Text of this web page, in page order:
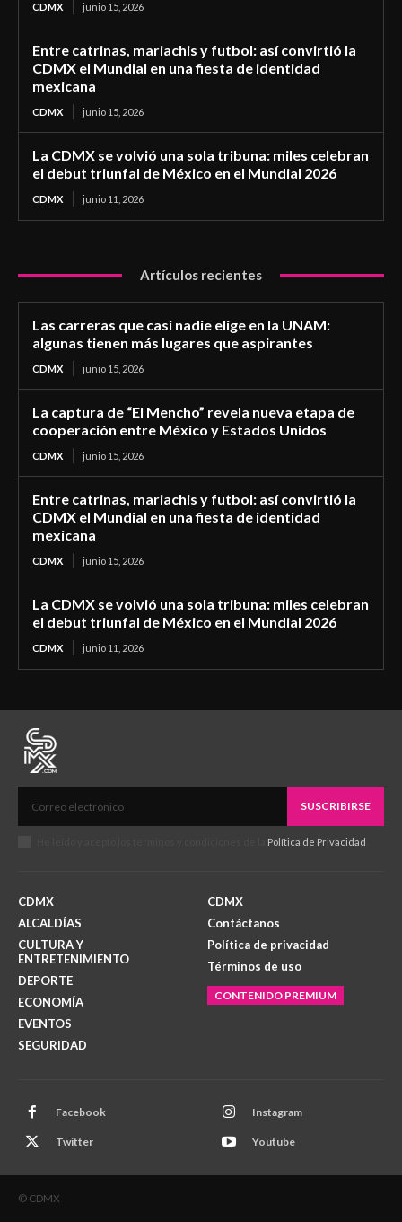
CDMX junio 15, 2026
Entre catrinas, mariachis y futbol: así convirtió la
CDMX el Mundial en una fiesta de identidad
mexicana
CDMX junio 15, 2026
La CDMX se volvió una sola tribuna: miles celebran
el debut triunfal de México en el Mundial 2026
CDMX junio 11, 2026
Artículos recientes
Las carreras que casi nadie elige en la UNAM:
algunas tienen más lugares que aspirantes
CDMX junio 15, 2026
La captura de “El Mencho” revela nueva etapa de
cooperación entre México y Estados Unidos
CDMX junio 15, 2026
Entre catrinas, mariachis y futbol: así convirtió la
CDMX el Mundial en una fiesta de identidad
mexicana
CDMX junio 15, 2026
La CDMX se volvió una sola tribuna: miles celebran
el debut triunfal de México en el Mundial 2026
CDMX junio 11, 2026
SUSCRIBIRSE
Política de Privacidad
CDMX
ALCALDÍAS
CULTURA Y
ENTRETENIMIENTO
DEPORTE
ECONOMÍA
EVENTOS
SEGURIDAD
CDMX
Contáctanos
Política de privacidad
Términos de uso
CONTENIDO PREMIUM
Facebook Instagram
Twitter Youtube
© CDMX